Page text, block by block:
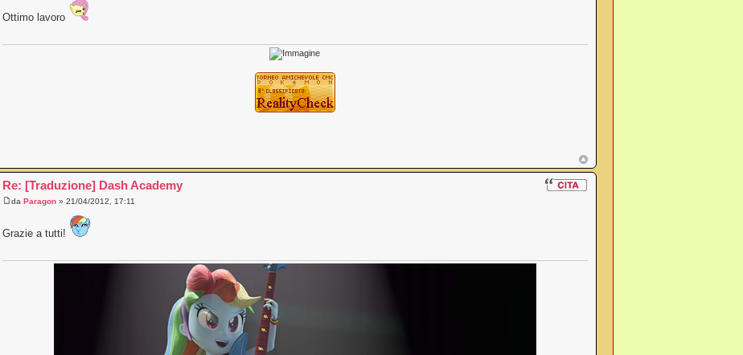
Ottimo lavoro
Re: [Traduzione] Dash Academy
da Paragon» 21/04/2012, 17:11
Grazie a tutti!